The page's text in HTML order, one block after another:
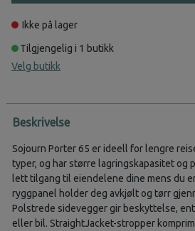
Ikke på lager
Tilgjengelig i 1 butikk
Velg butikk
Beskrivelse
Sojourn Porter 65 er ideell for lengre
typer, og har større lagringskapasitet og
lett tilgang til eiendelene dine mens du
ryggpanel holder deg avkjølt og tørr
Polstrede sidevegger gir beskyttelse,
eller bil. StraightJacket-stropper